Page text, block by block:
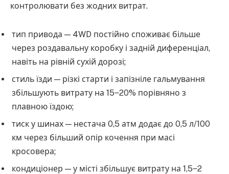
контролювати без жодних витрат.
тип привода — 4WD постійно споживає більше
через роздавальну коробку і задній диференціал,
навіть на рівній сухій дорозі;
стиль їзди — різкі старти і запізніле гальмування
збільшують витрату на 15‒20% порівняно з
плавною їздою;
тиск у шинах — нестача 0,5 атм додає до 0,5 л/100
км через більший опір кочення при масі
кросовера;
кондиціонер — у місті збільшує витрату на 1,5‒2